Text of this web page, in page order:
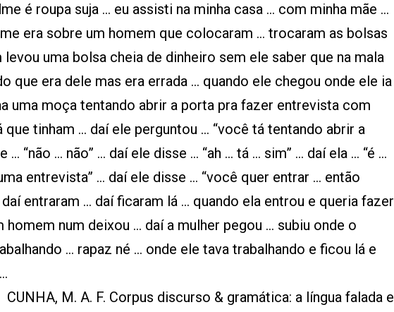
é roupa suja ... eu assisti na minha casa ... com minha mãe ...
era sobre um homem que colocaram ... trocaram as bolsas
levou uma bolsa cheia de dinheiro sem ele saber que na mala
que era dele mas era errada ... quando ele chegou onde ele ia
uma moça tentando abrir a porta pra fazer entrevista com
que tinham ... daí ele perguntou ... “você tá tentando abrir a
... “não ... não” ... daí ele disse ... “ah ... tá ... sim” ... daí ela ... “é ...
entrevista” ... daí ele disse ... “você quer entrar ... então
entraram ... daí ficaram lá ... quando ela entrou e queria fazer
homem num deixou ... daí a mulher pegou ... subiu onde o
... rapaz né ... onde ele tava trabalhando e ficou lá e
CUNHA, M. A. F. Corpus discurso & gramática: a língua falada e